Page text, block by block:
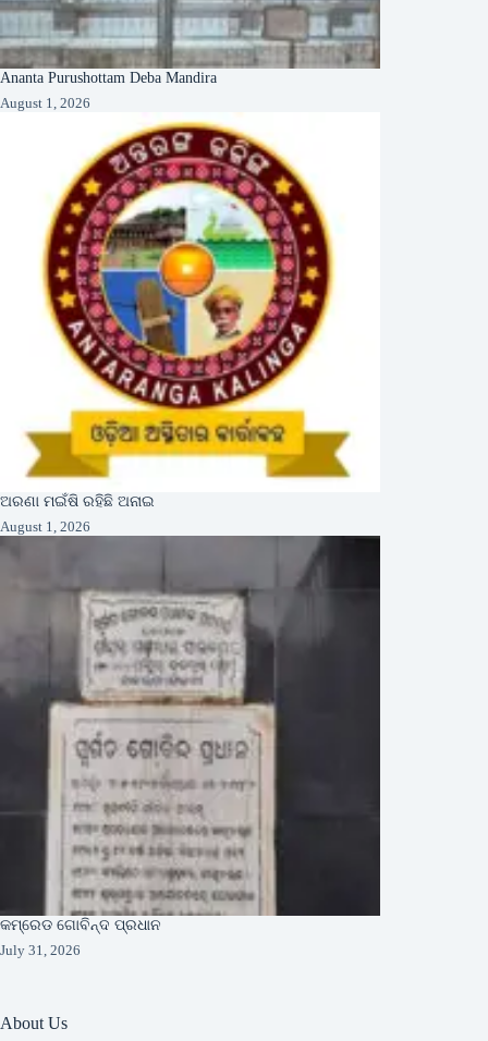
Ananta Purushottam Deba Mandira
August 1, 2026
ଅରଣା ମଇଁଷି ରହିଛି ଅନାଇ
August 1, 2026
କମ୍ରେଡ ଗୋବିନ୍ଦ ପ୍ରଧାନ
July 31, 2026
About Us